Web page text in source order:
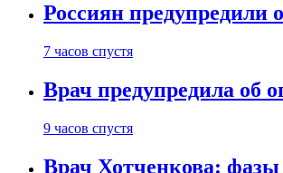
Россиян предупредили
7 часов спустя
Врач предупредила об
9 часов спустя
Врач Хотченкова: фазы